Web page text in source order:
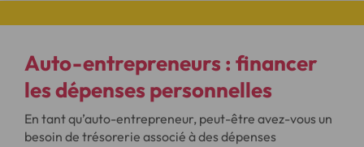
Auto-entrepreneurs : financer
les dépenses personnelles
En tant qu’auto-entrepreneur, peut-être avez-vous un
besoin de trésorerie associé à des dépenses